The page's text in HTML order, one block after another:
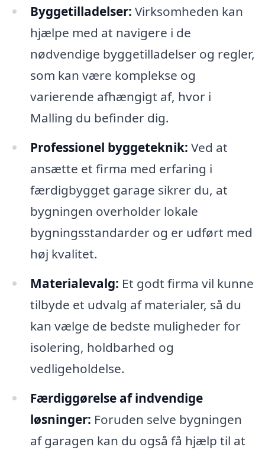
Byggetilladelser: Virksomheden kan
hjælpe med at navigere i de
nødvendige byggetilladelser og regler,
som kan være komplekse og
varierende afhængigt af, hvor i
Malling du befinder dig.
Professionel byggeteknik: Ved at
ansætte et firma med erfaring i
færdigbygget garage sikrer du, at
bygningen overholder lokale
bygningsstandarder og er udført med
høj kvalitet.
Materialevalg: Et godt firma vil kunne
tilbyde et udvalg af materialer, så du
kan vælge de bedste muligheder for
isolering, holdbarhed og
vedligeholdelse.
Færdiggørelse af indvendige
løsninger: Foruden selve bygningen
af garagen kan du også få hjælp til at